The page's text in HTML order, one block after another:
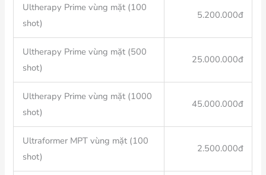
Ultherapy Prime vùng mặt (100
shot)
5.200.000đ
Ultherapy Prime vùng mặt (500
shot)
25.000.000đ
Ultherapy Prime vùng mặt (1000
shot)
45.000.000đ
Ultraformer MPT vùng mặt (100
shot)
2.500.000đ